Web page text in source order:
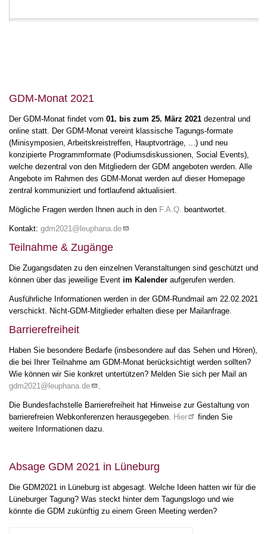
GDM-Monat 2021
Der GDM-Monat findet vom 01. bis zum 25. März 2021 dezentral und
online statt. Der GDM-Monat vereint klassische Tagungs-formate
(Minisymposien, Arbeitskreistreffen, Hauptvorträge, ...) und neu
konzipierte Programmformate (Podiumsdiskussionen, Social Events),
welche dezentral von den Mitgliedern der GDM angeboten werden. Alle
Angebote im Rahmen des GDM-Monat werden auf dieser Homepage
zentral kommuniziert und fortlaufend aktualisiert.
Mögliche Fragen werden Ihnen auch in den F.A.Q. beantwortet.
Kontakt: gdm2021@leuphana.de
Teilnahme & Zugänge
Die Zugangsdaten zu den einzelnen Veranstaltungen sind geschützt und
können über das jeweilige Event im Kalender aufgerufen werden.
Ausführliche Informationen werden in der GDM-Rundmail am 22.02.2021
verschickt. Nicht-GDM-Mitglieder erhalten diese per Mailanfrage.
Barrierefreiheit
Haben Sie besondere Bedarfe (insbesondere auf das Sehen und Hören),
die bei Ihrer Teilnahme am GDM-Monat berücksichtigt werden sollten?
Wie können wir Sie konkret untertützen? Melden Sie sich per Mail an
gdm2021@leuphana.de
.
Die Bundesfachstelle Barrierefreiheit hat Hinweise zur Gestaltung von
barrierefreien Webkonferenzen herausgegeben. Hier
finden Sie
weitere Informationen dazu.
Absage GDM 2021 in Lüneburg
Die GDM2021 in Lüneburg ist abgesagt. Welche Ideen hatten wir für die
Lüneburger Tagung? Was steckt hinter dem Tagungslogo und wie
könnte die GDM zukünftig zu einem Green Meeting werden?